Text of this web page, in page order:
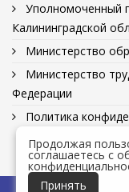
Уполномоченный
Калининградской
Министерство
Министерство
Федерации
Политика
Продолжая
соглашаетесь с
Принять